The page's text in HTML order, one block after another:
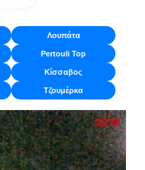
Λουπάτα
Pertouli Top
Κίσσαβος
Τζουμέρκα